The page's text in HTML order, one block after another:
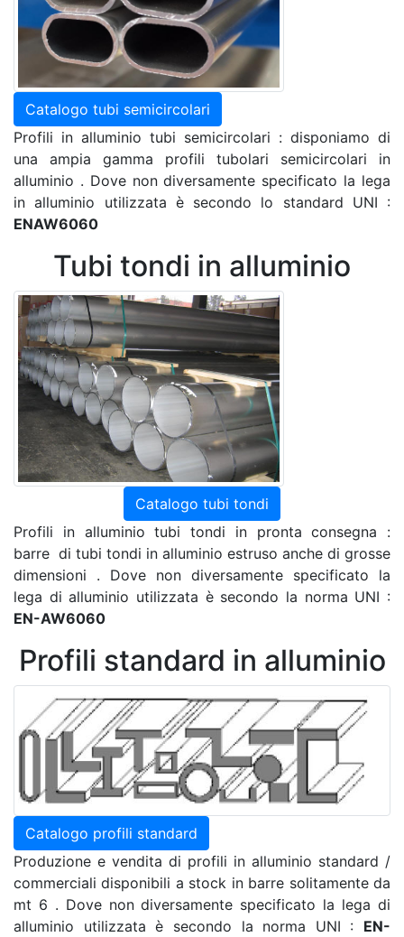
Catalogo tubi semicircolari
Profili in alluminio tubi semicircolari : disponiamo di
una ampia gamma profili tubolari semicircolari in
alluminio . Dove non diversamente specificato la lega
in alluminio utilizzata è secondo lo standard UNI :
ENAW6060
Tubi tondi in alluminio
Catalogo tubi tondi
Profili in alluminio tubi tondi in pronta consegna :
barre di tubi tondi in alluminio estruso anche di grosse
dimensioni . Dove non diversamente specificato la
lega di alluminio utilizzata è secondo la norma UNI :
EN-AW6060
Profili standard in alluminio
Catalogo profili standard
Produzione e vendita di profili in alluminio standard /
commerciali disponibili a stock in barre solitamente da
mt 6 . Dove non diversamente specificato la lega di
alluminio utilizzata è secondo la norma UNI : EN-